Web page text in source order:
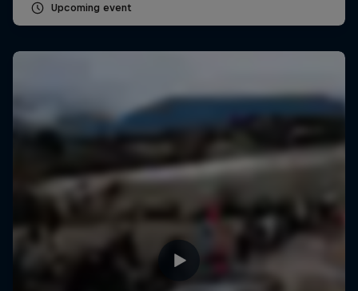
Upcoming event